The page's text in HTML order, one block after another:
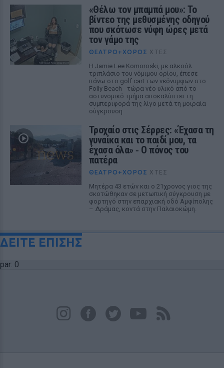
«Θέλω τον μπαμπά μου»: Το
βίντεο της μεθυσμένης οδηγού
που σκότωσε νύφη ώρες μετά
τον γάμο της
ΘΈΑΤΡΟ+ΧΟΡΌΣ ΧΤΕΣ
Η Jamie Lee Komoroski, με αλκοόλ
τριπλάσιο του νόμιμου ορίου, έπεσε
πάνω στο golf cart των νεόνυμφων στο
Folly Beach - τώρα νέο υλικό από το
αστυνομικό τμήμα αποκαλύπτει τη
συμπεριφορά της λίγο μετά τη μοιραία
σύγκρουση
Τροχαίο στις Σέρρες: «Έχασα τη
γυναίκα και το παιδί μου, τα
έχασα όλα» ‑ Ο πόνος του
πατέρα
ΘΈΑΤΡΟ+ΧΟΡΌΣ ΧΤΕΣ
Μητέρα 43 ετών και ο 21χρονος γιος της
σκοτώθηκαν σε μετωπική σύγκρουση με
φορτηγό στην επαρχιακή οδό Αμφίπολης
– Δράμας, κοντά στην Παλαιοκώμη.
ΔΕΙΤΕ ΕΠΙΣΗΣ
par: 0